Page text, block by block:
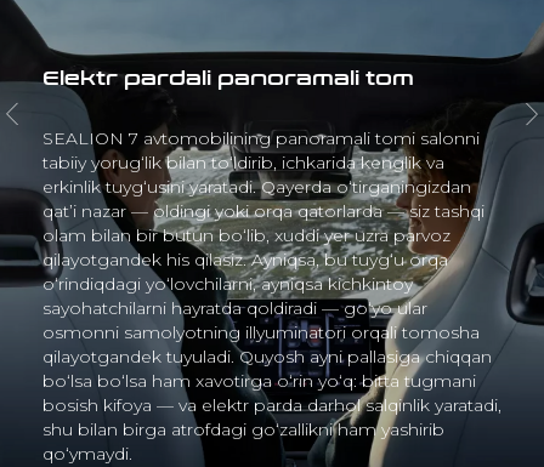
Ichkaridagi sokinlik – yo‘ldagi
uyg‘unlik
SEALION 7 ning saloni benihoya e’tibor va baland
mahorat bilan yaratilgan: dam olish, fikr surish va
yo‘ldan zavqlanish uchun ortiqcha shovqin, tebranish
va tashqaridan keladigan har qanday bezovtaliklar
minimallashtirilgan. Bu elektrokrossoverda siz faqat
eng muhim ovozlarni eshitasiz — o‘zingizni,
yaqinlaringizni va sevimli musiqangizni.